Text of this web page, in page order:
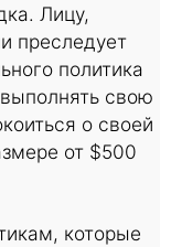
Лицу,
преследует
политика
свою
о своей
от $500
которые